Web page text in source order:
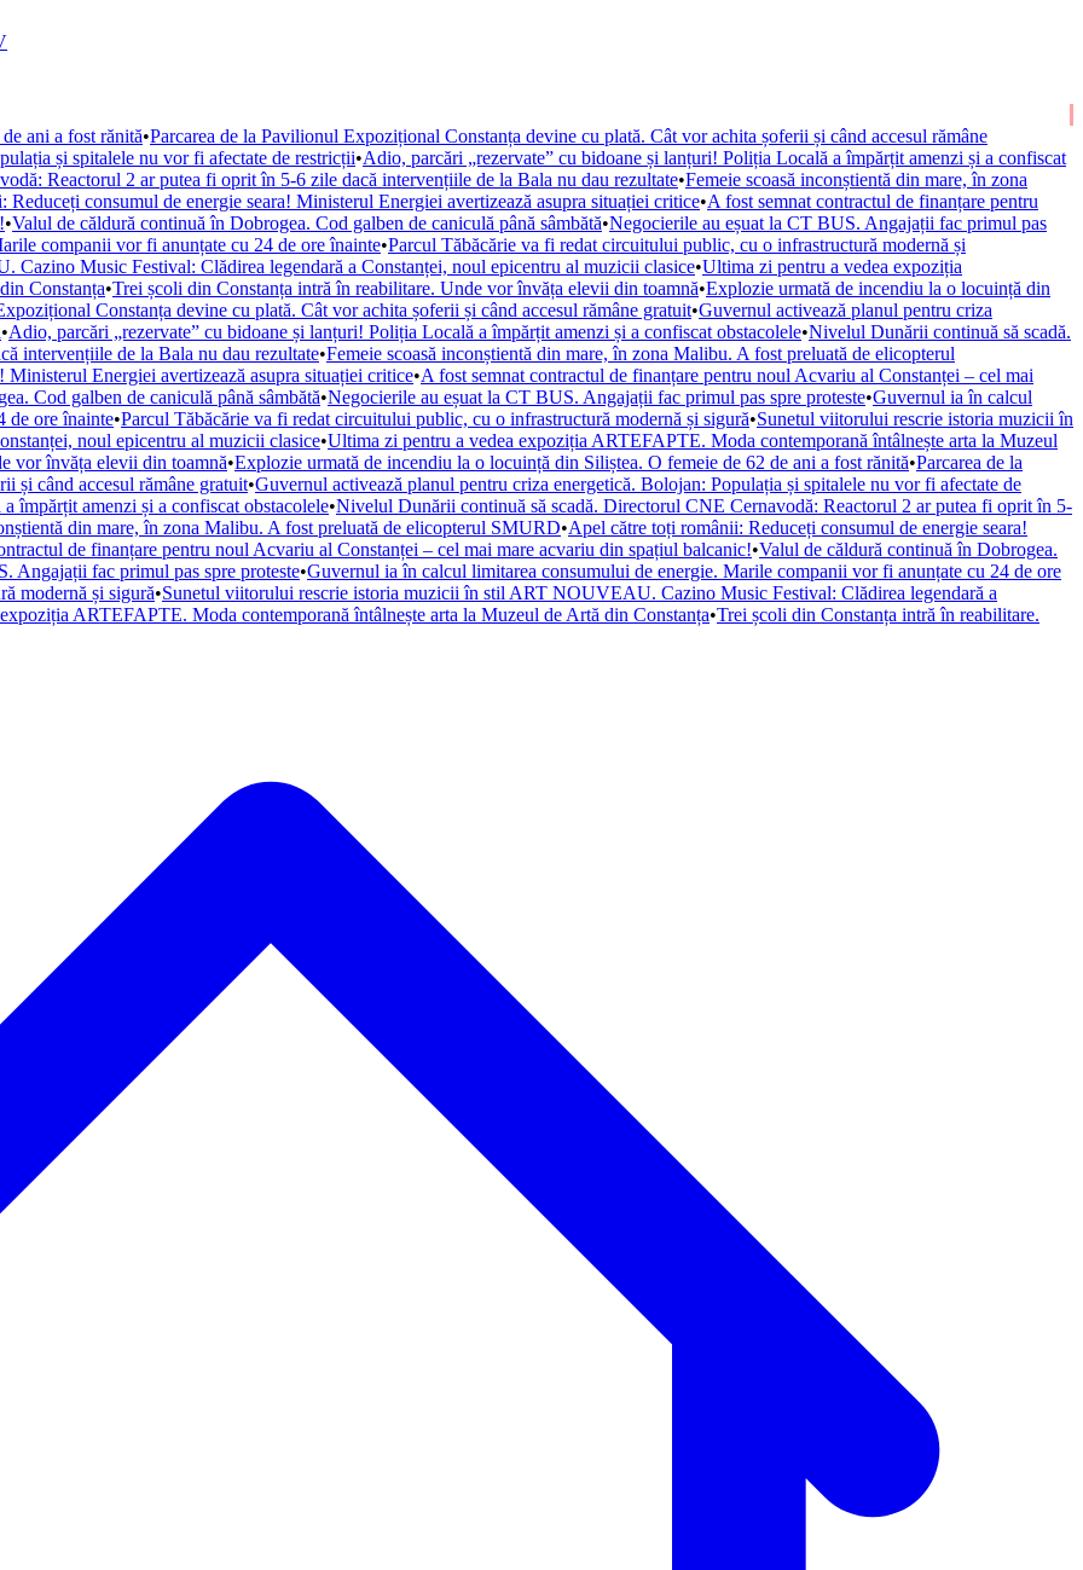
ani a fost rănită•Parcarea de la Pavilionul Expozițional Constanța devine cu plată. Cât vor achita șoferii și când accesul rămâne
și spitalele nu vor fi afectate de restricții•Adio, parcări „rezervate” cu bidoane și lanțuri! Poliția Locală a împărțit amenzi și a confiscat
Reactorul 2 ar putea fi oprit în 5-6 zile dacă intervențiile de la Bala nu dau rezultate•Femeie scoasă inconștientă din mare, în zona
Reduceți consumul de energie seara! Ministerul Energiei avertizează asupra situației critice•A fost semnat contractul de finanțare pentru
•Valul de căldură continuă în Dobrogea. Cod galben de caniculă până sâmbătă•Negocierile au eșuat la CT BUS. Angajații fac primul pas
companii vor fi anunțate cu 24 de ore înainte•Parcul Tăbăcărie va fi redat circuitului public, cu o infrastructură modernă și
Music Festival: Clădirea legendară a Constanței, noul epicentru al muzicii clasice•Ultima zi pentru a vedea expoziția
Constanța•Trei școli din Constanța intră în reabilitare. Unde vor învăța elevii din toamnă•Explozie urmată de incendiu la o locuință din
Constanța devine cu plată. Cât vor achita șoferii și când accesul rămâne gratuit•Guvernul activează planul pentru criza
•Adio, parcări „rezervate” cu bidoane și lanțuri! Poliția Locală a împărțit amenzi și a confiscat obstacolele•Nivelul Dunării continuă să scadă.
intervențiile de la Bala nu dau rezultate•Femeie scoasă inconștientă din mare, în zona Malibu. A fost preluată de elicopterul
Energiei avertizează asupra situației critice•A fost semnat contractul de finanțare pentru noul Acvariu al Constanței – cel mai
Cod galben de caniculă până sâmbătă•Negocierile au eșuat la CT BUS. Angajații fac primul pas spre proteste•Guvernul ia în calcul
de ore înainte•Parcul Tăbăcărie va fi redat circuitului public, cu o infrastructură modernă și sigură•Sunetul viitorului rescrie istoria muzicii în
noul epicentru al muzicii clasice•Ultima zi pentru a vedea expoziția ARTEFAPTE. Moda contemporană întâlnește arta la Muzeul
vor învăța elevii din toamnă•Explozie urmată de incendiu la o locuință din Siliștea. O femeie de 62 de ani a fost rănită•Parcarea de la
și când accesul rămâne gratuit•Guvernul activează planul pentru criza energetică. Bolojan: Populația și spitalele nu vor fi afectate de
împărțit amenzi și a confiscat obstacolele•Nivelul Dunării continuă să scadă. Directorul CNE Cernavodă: Reactorul 2 ar putea fi oprit în 5-
din mare, în zona Malibu. A fost preluată de elicopterul SMURD•Apel către toți românii: Reduceți consumul de energie seara!
de finanțare pentru noul Acvariu al Constanței – cel mai mare acvariu din spațiul balcanic!•Valul de căldură continuă în Dobrogea.
Angajații fac primul pas spre proteste•Guvernul ia în calcul limitarea consumului de energie. Marile companii vor fi anunțate cu 24 de ore
modernă și sigură•Sunetul viitorului rescrie istoria muzicii în stil ART NOUVEAU. Cazino Music Festival: Clădirea legendară a
ARTEFAPTE. Moda contemporană întâlnește arta la Muzeul de Artă din Constanța•Trei școli din Constanța intră în reabilitare.